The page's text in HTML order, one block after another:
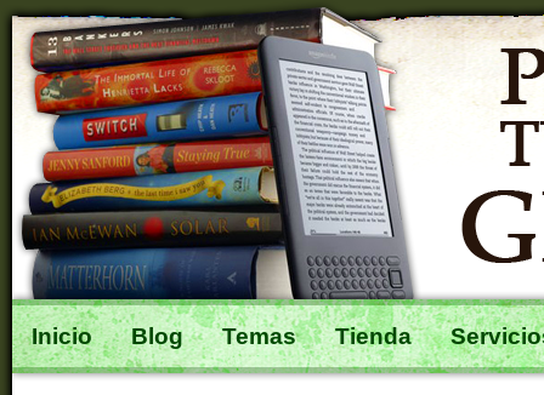
Inicio Blog Temas Tienda